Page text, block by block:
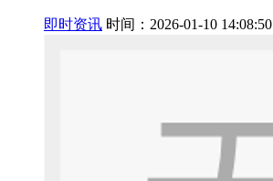
即时资讯 时间：2026-01-10 14:08:50